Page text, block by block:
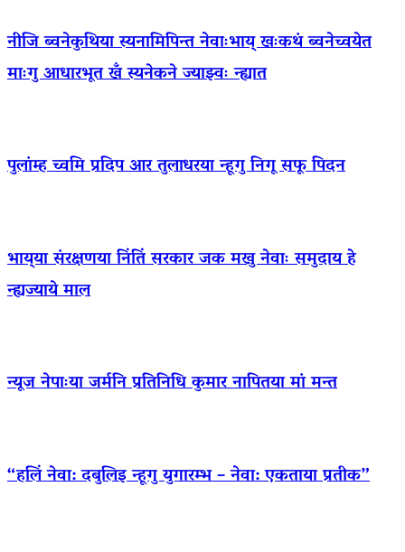
नीजि ब्वनेकुथिया स्यनामिपिन्त नेवाःभाय् खःकथं ब्वनेच्वयेत
माःगु आधारभूत खँ स्यनेकने ज्याझ्वः न्ह्यात
पुलांम्ह च्वमि प्रदिप आर तुलाधरया न्हूगु निगू सफू पिदन
भाय्‌या संरक्षणया निंतिं सरकार जक मखु नेवाः समुदाय हे
न्ह्यज्याये माल
न्यूज नेपाःया जर्मनि प्रतिनिधि कुमार नापितया मां मन्त
“हलिं नेवा: दबुलिइ न्हूगु युगारम्भ – नेवा: एकताया प्रतीक”